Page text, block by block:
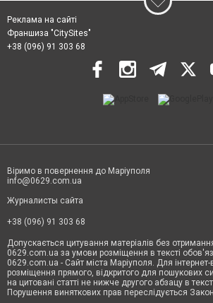
Реклама на сайті
Франшиза "CitySites"
+38 (096) 91 303 68
Віримо в повернення до Маріуполя
info@0629.com.ua
Журналисты сайта
+38 (096) 91 303 68
Допускається цитування матеріалів без
0629.com.ua за умови розміщення в тексті
0629.com.ua - Сайт міста Маріуполя. Для
розміщення прямого, відкритого для пошукових
на цитовані статті не нижче другого абзацу в
Порушення виняткових прав переслідується